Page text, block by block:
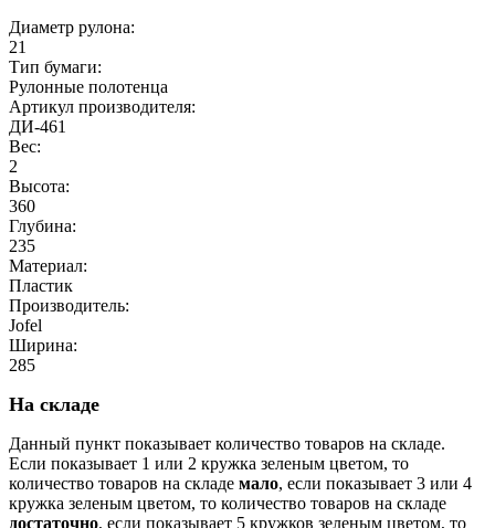
Диаметр рулона:
21
Тип бумаги:
Рулонные полотенца
Артикул производителя:
ДИ-461
Вес:
2
Высота:
360
Глубина:
235
Материал:
Пластик
Производитель:
Jofel
Ширина:
285
На складе
Данный пункт показывает количество товаров на складе.
Если показывает 1 или 2 кружка зеленым цветом, то
количество товаров на складе мало, если показывает 3 или 4
кружка зеленым цветом, то количество товаров на складе
достаточно, если показывает 5 кружков зеленым цветом, то